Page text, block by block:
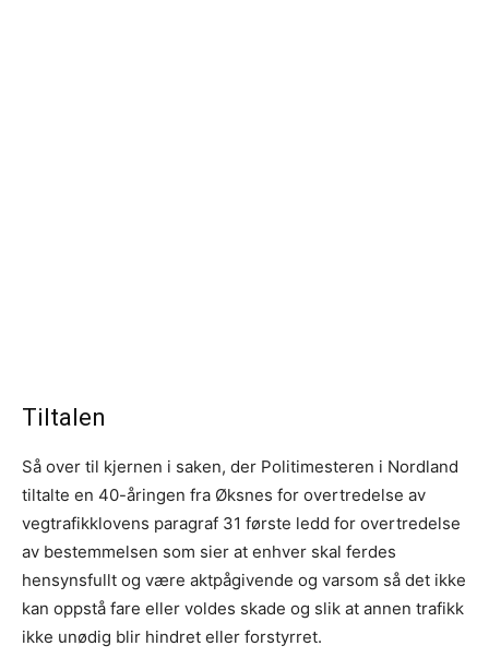
Tiltalen
Så over til kjernen i saken, der Politimesteren i Nordland
tiltalte en 40-åringen fra Øksnes for overtredelse av
vegtrafikklovens paragraf 31 første ledd for overtredelse
av bestemmelsen som sier at enhver skal ferdes
hensynsfullt og være aktpågivende og varsom så det ikke
kan oppstå fare eller voldes skade og slik at annen trafikk
ikke unødig blir hindret eller forstyrret.